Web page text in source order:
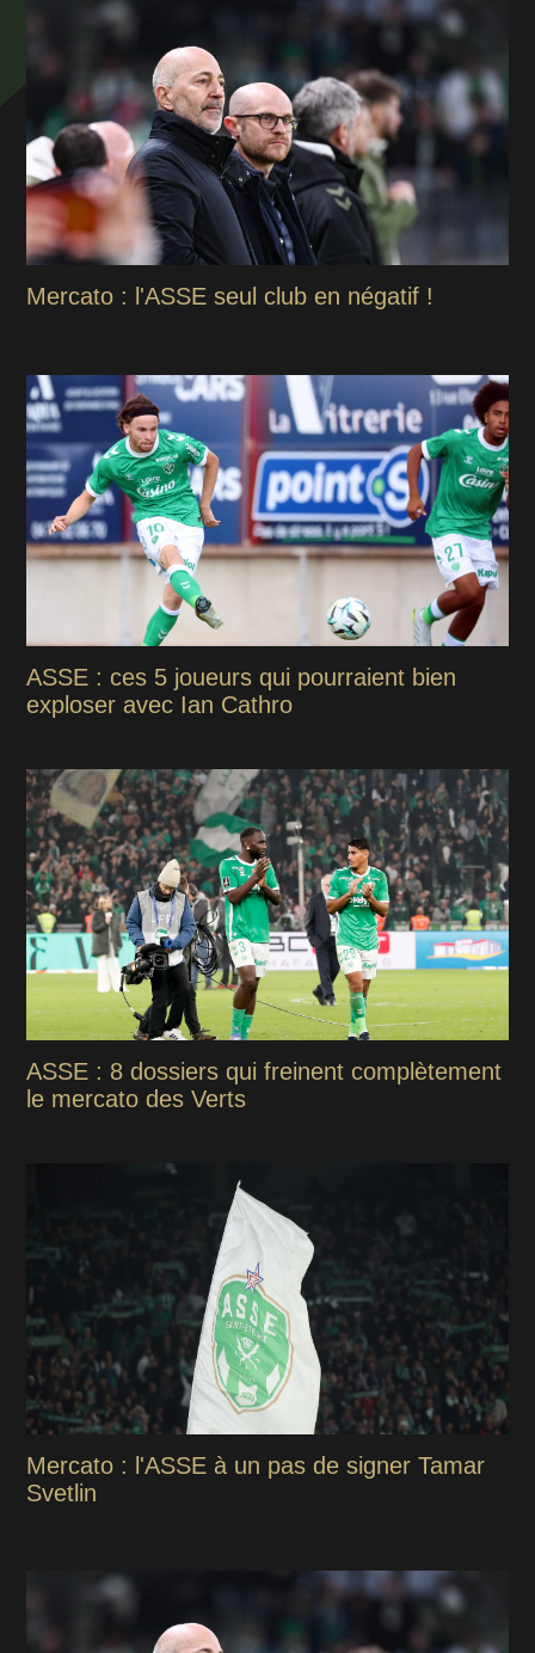
Mercato : l'ASSE seul club en négatif !
ASSE : ces 5 joueurs qui pourraient bien
exploser avec Ian Cathro
ASSE : 8 dossiers qui freinent complètement
le mercato des Verts
Mercato : l'ASSE à un pas de signer Tamar
Svetlin